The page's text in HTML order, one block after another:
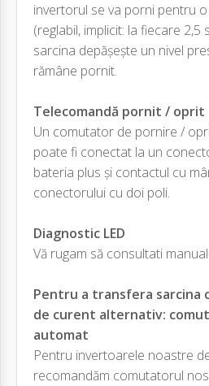
invertorul se va porni pentru
(reglabil, implicit: la fiecare 2,5
sarcina depășește un nivel
rămâne pornit.
Telecomandă pornit / oprit
Un comutator de pornire /
poate fi conectat la un
bateria plus și contactul cu
conectorului cu doi poli.
Diagnostic LED
Vă rugam să consultati
Pentru a transfera sarcina
de curent alternativ:
automat
Pentru invertoarele noastre
recomandăm comutatorul